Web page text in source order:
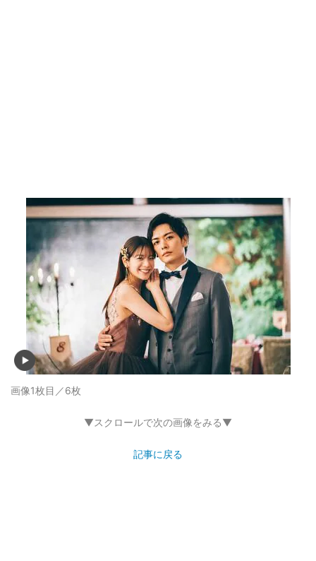
画像1枚目／6枚
▼スクロールで次の画像をみる▼
記事に戻る